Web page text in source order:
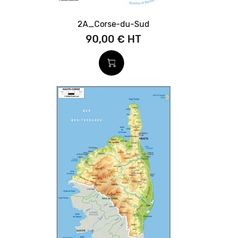
2A_Corse-du-Sud
90,00 €